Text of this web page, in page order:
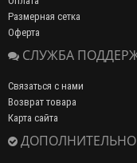
Размерная сетка
Оферта
СЛУЖБА
Связаться с нами
Возврат товара
Карта сайта
ДОПОЛНИТЕЛЬНО